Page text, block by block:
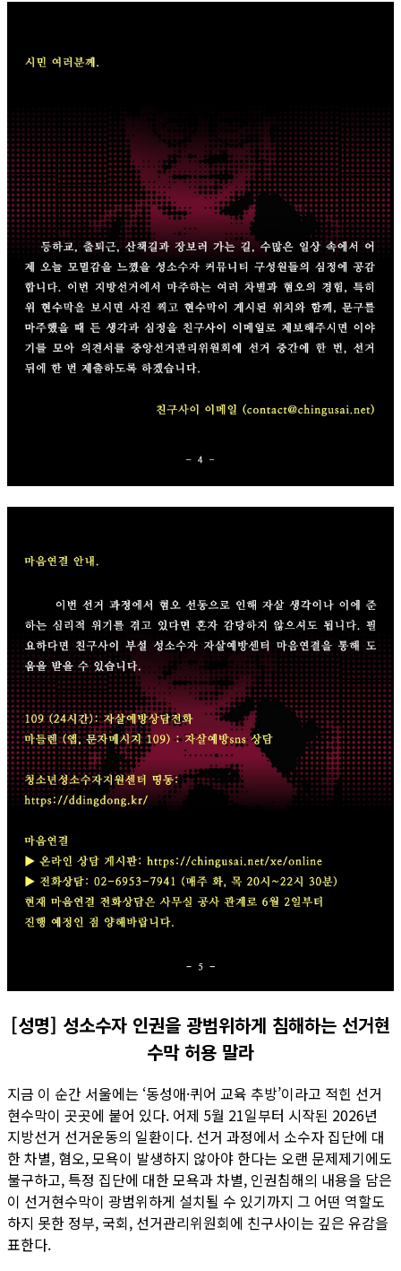
[성명] 성소수자 인권을 광범위하게 침해하는 선거현
수막 허용 말라
지금 이 순간 서울에는 ‘동성애·퀴어 교육 추방’이라고 적힌 선거
현수막이 곳곳에 붙어 있다. 어제 5월 21일부터 시작된 2026년
지방선거 선거운동의 일환이다. 선거 과정에서 소수자 집단에 대
한 차별, 혐오, 모욕이 발생하지 않아야 한다는 오랜 문제제기에도
불구하고, 특정 집단에 대한 모욕과 차별, 인권침해의 내용을 담은
이 선거현수막이 광범위하게 설치될 수 있기까지 그 어떤 역할도
하지 못한 정부, 국회, 선거관리위원회에 친구사이는 깊은 유감을
표한다.